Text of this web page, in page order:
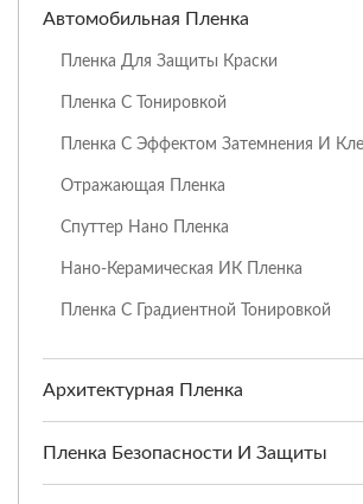
Автомобильная Пленка
Пленка Для Защиты Краски
Пленка С Тонировкой
Пленка С Эффектом Затемнения И
Отражающая Пленка
Спуттер Нано Пленка
Нано-Керамическая ИК Пленка
Пленка С Градиентной Тонировкой
Архитектурная Пленка
Пленка Безопасности И Защиты